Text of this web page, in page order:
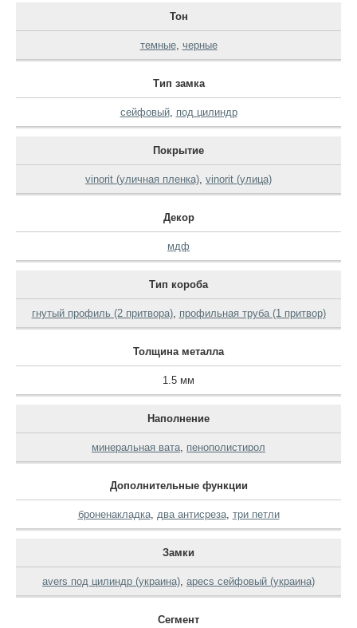
Тон
темные, черные
Тип замка
сейфовый, под цилиндр
Покрытие
vinorit (уличная пленка), vinorit (улица)
Декор
мдф
Тип короба
гнутый профиль (2 притвора), профильная труба (1 притвор)
Толщина металла
1.5 мм
Наполнение
минеральная вата, пенополистирол
Дополнительные функции
броненакладка, два антисреза, три петли
Замки
avers под цилиндр (украина), apecs сейфовый (украина)
Сегмент